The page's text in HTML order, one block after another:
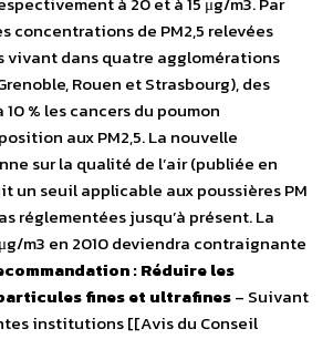
concentrations de PM2,5 relevées
vivant dans quatre agglomérations
Rouen et Strasbourg), des
% les cancers du poumon
aux PM2,5. La nouvelle
sur la qualité de l’air (publiée en
un seuil applicable aux poussières PM
réglementées jusqu’à présent. La
m3 en 2010 deviendra contraignante
: Réduire les
fines et ultrafines– Suivant
institutions [[Avis du Conseil